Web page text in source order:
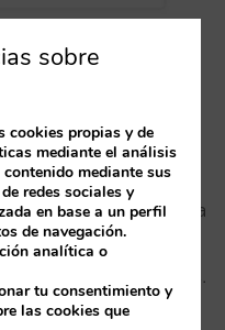
Francisco, ofrece
implementar en el
desde que llega a la
objetivo de
y reservas directas.
sobre
cookies propias y de
mediante el análisis
mediante sus
redes sociales y
en base a un perfil
de navegación.
analítica o
tu consentimiento y
las cookies que